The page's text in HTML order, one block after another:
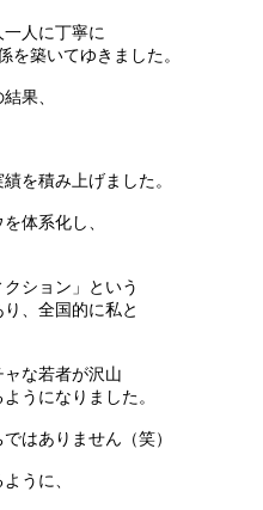
人に丁寧に
を築いてゆきました。
果、
を積み上げました。
体系化し、
ション」という
、全国的に私と
な若者が沢山
うになりました。
はありません（笑）
うに、